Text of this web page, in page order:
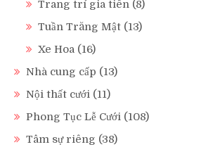
Trang trí gia tiên (8)
Tuần Trăng Mật (13)
Xe Hoa (16)
Nhà cung cấp (13)
Nội thất cưới (11)
Phong Tục Lễ Cưới (108)
Tâm sự riêng (38)